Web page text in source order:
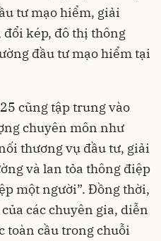
tư mạo hiểm, giải
kép, đô thị thông
đầu tư mạo hiểm tại
cũng tập trung vào
chuyên môn như
thương vụ đầu tư, giải
và lan tỏa thông điệp
một người”. Đồng thời,
các chuyên gia, diễn
toàn cầu trong chuỗi